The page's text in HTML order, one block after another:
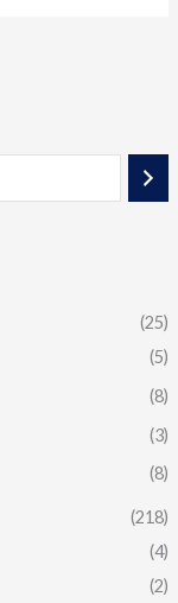
(25)
(5)
(8)
(3)
(8)
(218)
(4)
(2)